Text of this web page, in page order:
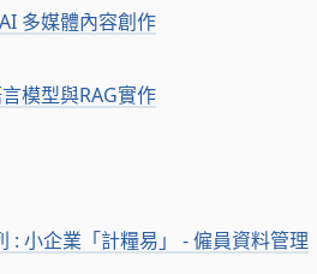
多媒體內容創作
模型與RAG實作
: 小企業「計糧易」 - 僱員資料管理